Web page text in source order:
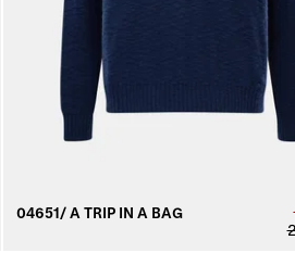
04651/ A TRIP IN A BAG